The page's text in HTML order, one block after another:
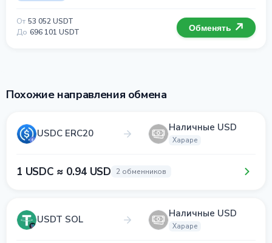
От 53 052 USDT
До 696 101 USDT Обменять
Похожие направления обмена
USDC ERC20 Наличные USD
Хараре
1 USDC ≈ 0.94 USD 2 обменников
USDT SOL Наличные USD
Хараре